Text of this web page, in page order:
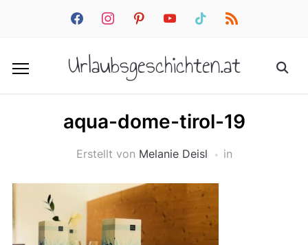
facebookinstagrampinterestyoutube tiktok rss
Urlaubsgeschichten.at
aqua-dome-tirol-19
Erstellt von Melanie Deisl in